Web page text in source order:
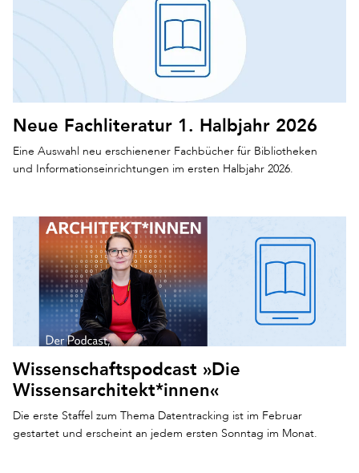
Neue Fachliteratur 1. Halbjahr 2026
Eine Auswahl neu erschienener Fachbücher für Bibliotheken
und Informationseinrichtungen im ersten Halbjahr 2026.
Wissenschaftspodcast »Die
Wissensarchitekt*innen«
Die erste Staffel zum Thema Datentracking ist im Februar
gestartet und erscheint an jedem ersten Sonntag im Monat.